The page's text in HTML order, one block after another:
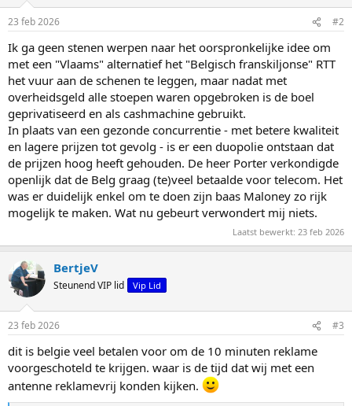
n
e
n
:
23 feb 2026 #2
Ik ga geen stenen werpen naar het oorspronkelijke idee om
met een "Vlaams" alternatief het "Belgisch franskiljonse" RTT
het vuur aan de schenen te leggen, maar nadat met
overheidsgeld alle stoepen waren opgebroken is de boel
geprivatiseerd en als cashmachine gebruikt.
In plaats van een gezonde concurrentie - met betere kwaliteit
en lagere prijzen tot gevolg - is er een duopolie ontstaan dat
de prijzen hoog heeft gehouden. De heer Porter verkondigde
openlijk dat de Belg graag (te)veel betaalde voor telecom. Het
was er duidelijk enkel om te doen zijn baas Maloney zo rijk
mogelijk te maken. Wat nu gebeurt verwondert mij niets.
Laatst bewerkt: 23 feb 2026
BertjeV
Steunend VIP lid Vip Lid
23 feb 2026 #3
dit is belgie veel betalen voor om de 10 minuten reklame
voorgeschoteld te krijgen. waar is de tijd dat wij met een
antenne reklamevrij konden kijken.